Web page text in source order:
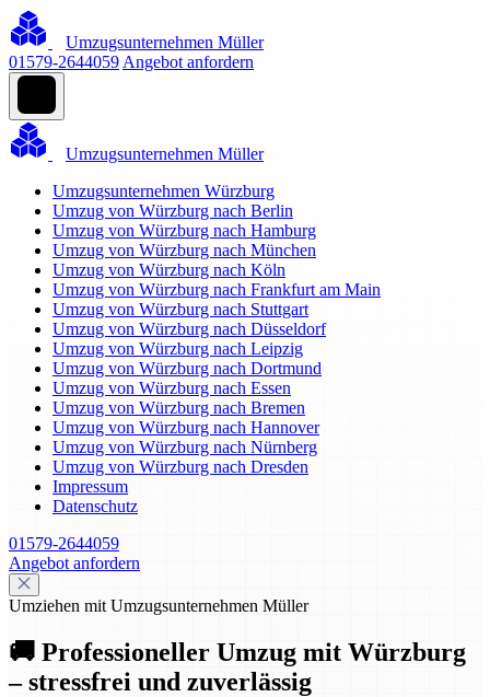
Umzugsunternehmen Müller
01579-2644059 Angebot anfordern
Umzugsunternehmen Müller
Umzugsunternehmen Würzburg
Umzug von Würzburg nach Berlin
Umzug von Würzburg nach Hamburg
Umzug von Würzburg nach München
Umzug von Würzburg nach Köln
Umzug von Würzburg nach Frankfurt am Main
Umzug von Würzburg nach Stuttgart
Umzug von Würzburg nach Düsseldorf
Umzug von Würzburg nach Leipzig
Umzug von Würzburg nach Dortmund
Umzug von Würzburg nach Essen
Umzug von Würzburg nach Bremen
Umzug von Würzburg nach Hannover
Umzug von Würzburg nach Nürnberg
Umzug von Würzburg nach Dresden
Impressum
Datenschutz
01579-2644059
Angebot anfordern
Umziehen mit Umzugsunternehmen Müller
🚚 Professioneller Umzug mit Würzburg
– stressfrei und zuverlässig